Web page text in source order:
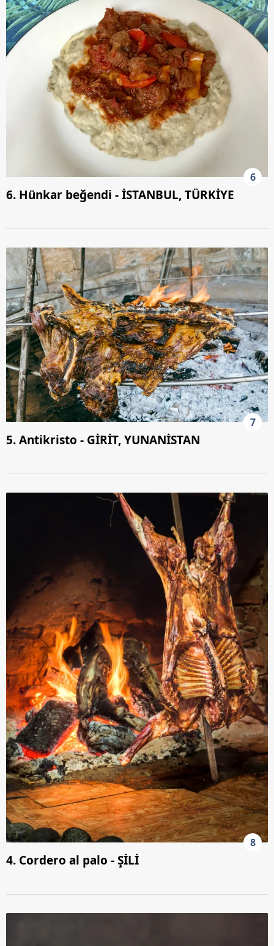
6
6. Hünkar beğendi - İSTANBUL, TÜRKİYE
7
5. Antikristo - GİRİT, YUNANİSTAN
8
4. Cordero al palo - ŞİLİ